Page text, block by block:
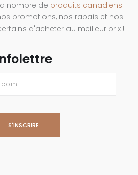
nombre de produits canadiens
promotions, nos rabais et nos
d'acheter au meilleur prix !